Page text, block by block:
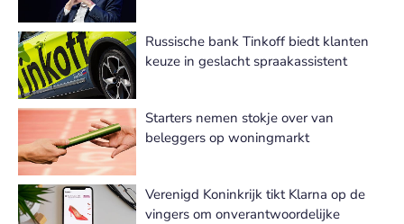
Russische bank Tinkoff biedt klanten
keuze in geslacht spraakassistent
Starters nemen stokje over van
beleggers op woningmarkt
Verenigd Koninkrijk tikt Klarna op de
vingers om onverantwoordelijke